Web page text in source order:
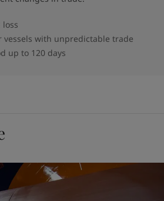
loss
with unpredictable trade
up to 120 days